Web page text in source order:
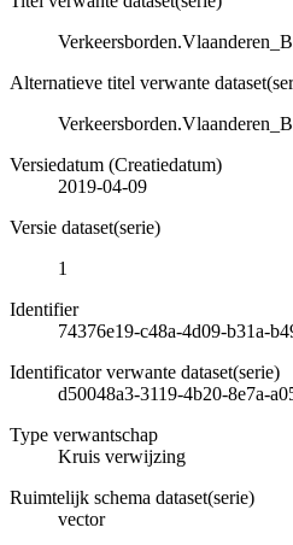
Alternatieve titel verwante
Versiedatum (Creatiedatum)
2019-04-09
Versie dataset(serie)
1
Identifier
74376e19-c48a-4d09-b31a-
Identificator verwante dataset(serie)
d50048a3-3119-4b20-8e7a-
Type verwantschap
Kruis verwijzing
Ruimtelijk schema dataset(serie)
vector